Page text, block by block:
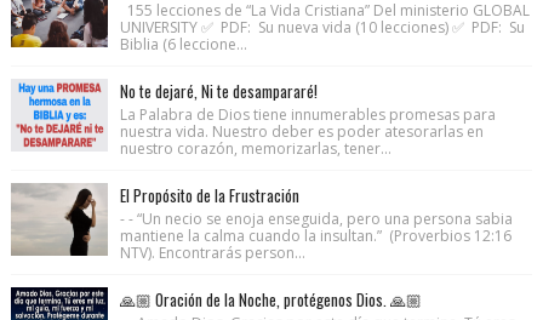
155 lecciones de “La Vida Cristiana” Del ministerio GLOBAL
UNIVERSITY ✅ PDF: Su nueva vida (10 lecciones) ✅ PDF: Su
Biblia (6 leccione...
No te dejaré, Ni te desampararé!
La Palabra de Dios tiene innumerables promesas para
nuestra vida. Nuestro deber es poder atesorarlas en
nuestro corazón, memorizarlas, tener...
El Propósito de la Frustración
- - “Un necio se enoja enseguida, pero una persona sabia
mantiene la calma cuando la insultan.” (Proverbios 12:16
NTV). Encontrarás person...
🙏🏼 Oración de la Noche, protégenos Dios. 🙏🏼